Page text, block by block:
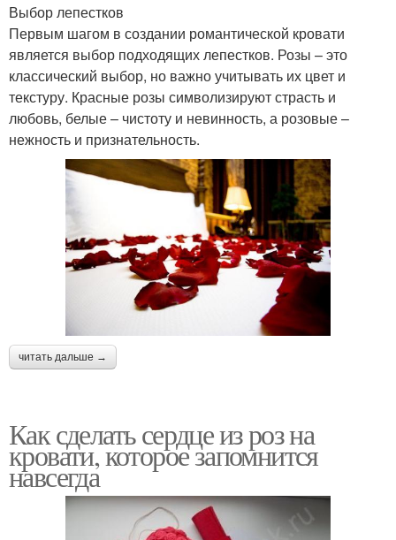
Выбор лепестков
Первым шагом в создании романтической кровати
является выбор подходящих лепестков. Розы – это
классический выбор, но важно учитывать их цвет и
текстуру. Красные розы символизируют страсть и
любовь, белые – чистоту и невинность, а розовые –
нежность и признательность.
читать дальше →
Как сделать сердце из роз на
кровати, которое запомнится
навсегда